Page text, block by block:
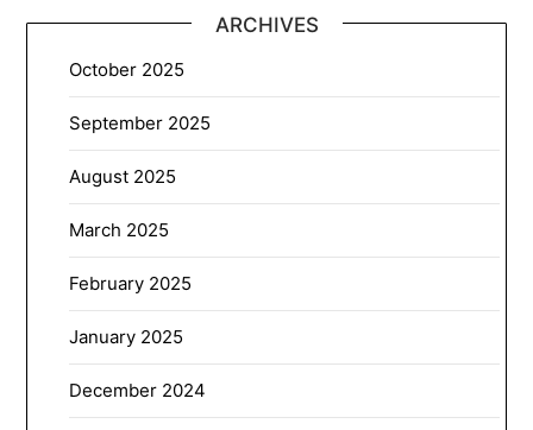
ARCHIVES
October 2025
September 2025
August 2025
March 2025
February 2025
January 2025
December 2024